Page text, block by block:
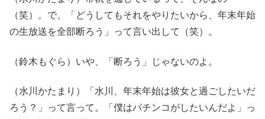
（笑）。で、「どうしてもそれをやりたいから、年末年始
の生放送を全部断ろう」って言い出して（笑）。
（鈴木もぐら）いや、「断ろう」じゃないのよ。
（水川かたまり）「水川、年末年始は彼女と過ごしたいだ
ろう？」って言って。「僕はパチンコがしたいんだよ」っ